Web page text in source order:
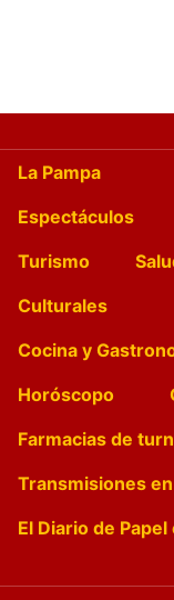
La Pampa
Espectáculos
Turismo
Culturales
Cocina y
Horóscopo
Farmacias de
Transmisiones
El Diario de Papel